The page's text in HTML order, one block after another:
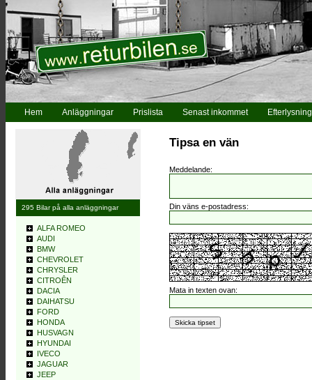
Hem Anläggningar Prislista Senast inkommet Efterlysning
Tipsa en vän
Meddelande:
Din väns e-postadress:
Mata in texten ovan:
295 Bilar på alla anläggningar
ALFA ROMEO
AUDI
BMW
CHEVROLET
CHRYSLER
CITROÊN
DACIA
DAIHATSU
FORD
HONDA
HUSVAGN
HYUNDAI
IVECO
JAGUAR
JEEP